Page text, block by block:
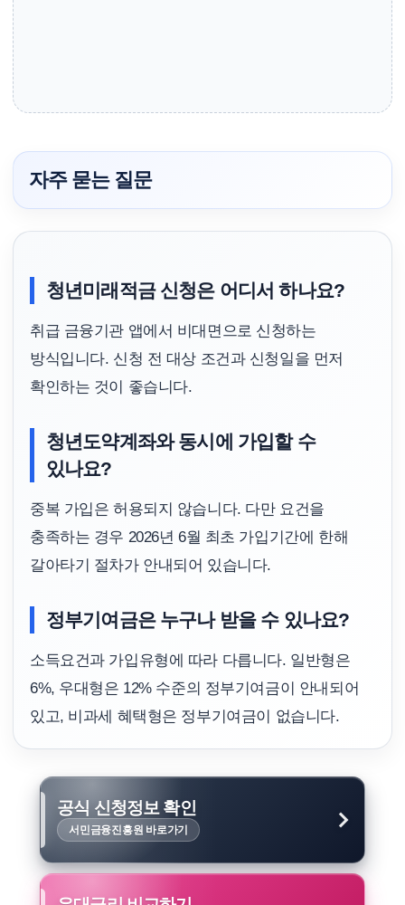
자주 묻는 질문
청년미래적금 신청은 어디서 하나요?
취급 금융기관 앱에서 비대면으로 신청하는
방식입니다. 신청 전 대상 조건과 신청일을 먼저
확인하는 것이 좋습니다.
청년도약계좌와 동시에 가입할 수
있나요?
중복 가입은 허용되지 않습니다. 다만 요건을
충족하는 경우 2026년 6월 최초 가입기간에 한해
갈아타기 절차가 안내되어 있습니다.
정부기여금은 누구나 받을 수 있나요?
소득요건과 가입유형에 따라 다릅니다. 일반형은
6%, 우대형은 12% 수준의 정부기여금이 안내되어
있고, 비과세 혜택형은 정부기여금이 없습니다.
공식 신청정보 확인
서민금융진흥원 바로가기